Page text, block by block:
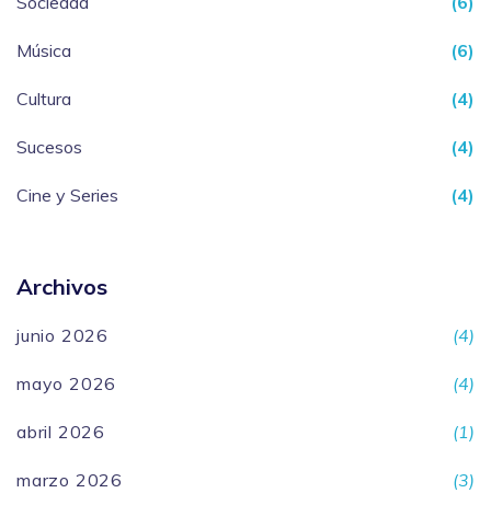
Música (6)
Cultura (4)
Sucesos (4)
Cine y Series (4)
Archivos
junio 2026 (4)
mayo 2026 (4)
abril 2026 (1)
marzo 2026 (3)